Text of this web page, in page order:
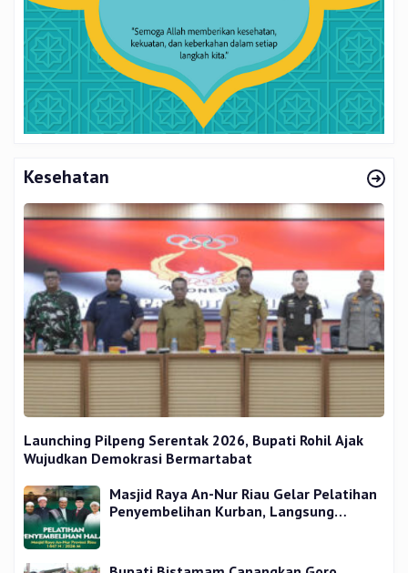
Kesehatan
Launching Pilpeng Serentak 2026, Bupati Rohil Ajak
Wujudkan Demokrasi Bermartabat
Masjid Raya An-Nur Riau Gelar Pelatihan
Penyembelihan Kurban, Langsung